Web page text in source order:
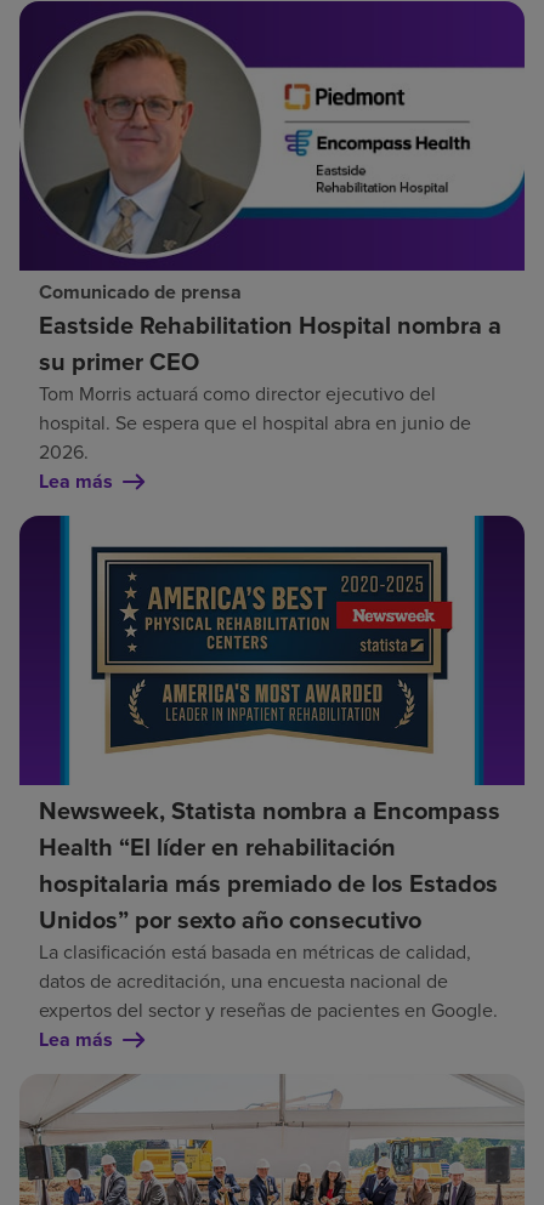
Comunicado de prensa
Eastside Rehabilitation Hospital nombra a
su primer CEO
Tom Morris actuará como director ejecutivo del
hospital. Se espera que el hospital abra en junio de
2026.
Lea más
Newsweek, Statista nombra a Encompass
Health “El líder en rehabilitación
hospitalaria más premiado de los Estados
Unidos” por sexto año consecutivo
La clasificación está basada en métricas de calidad,
datos de acreditación, una encuesta nacional de
expertos del sector y reseñas de pacientes en Google.
Lea más